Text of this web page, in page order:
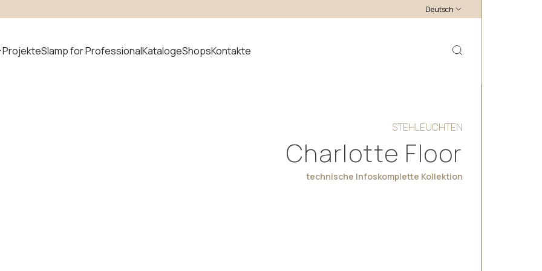
Deutsch
ProjekteSlamp for ProfessionalKatalogeShopsKontakte
suchen STEHLEUCHTEN
Charlotte Floor
technische Infoskomplette Kollektion